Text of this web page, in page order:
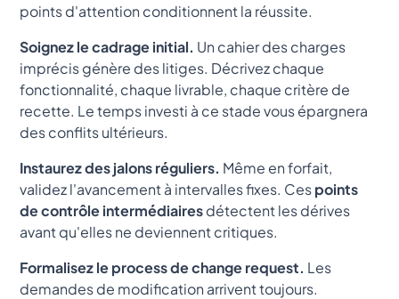
points d'attention conditionnent la réussite.
Soignez le cadrage initial. Un cahier des charges
imprécis génère des litiges. Décrivez chaque
fonctionnalité, chaque livrable, chaque critère de
recette. Le temps investi à ce stade vous épargnera
des conflits ultérieurs.
Instaurez des jalons réguliers. Même en forfait,
validez l'avancement à intervalles fixes. Cespoints
de contrôle intermédiairesdétectent les dérives
avant qu'elles ne deviennent critiques.
Formalisez le process de change request. Les
demandes de modification arrivent toujours.